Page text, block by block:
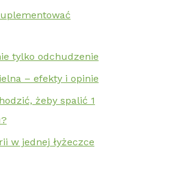
tylko odchudzenie
– efekty i opinie
żeby spalić 1
w jednej łyżeczce